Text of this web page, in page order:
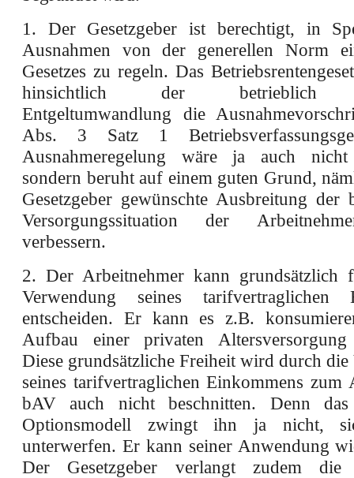
1. Der Gesetzgeber ist berechtigt, in
Ausnahmen von der generellen Norm
Gesetzes zu regeln. Das
hinsichtlich der betrieblich
Entgeltumwandlung die
Abs. 3 Satz 1
Ausnahmeregelung wäre ja auch
sondern beruht auf einem guten Grund,
Gesetzgeber gewünschte Ausbreitung der
Versorgungssituation der
verbessern.
2. Der Arbeitnehmer kann grundsätzlich
Verwendung seines tarifvertraglichen
entscheiden. Er kann es z.B.
Aufbau einer privaten Altersversorgung
Diese grundsätzliche Freiheit wird durch
seines tarifvertraglichen Einkommens zum
bAV auch nicht beschnitten. Denn das
Optionsmodell zwingt ihn ja nicht,
unterwerfen. Er kann seiner Anwendung
Der Gesetzgeber verlangt zudem die